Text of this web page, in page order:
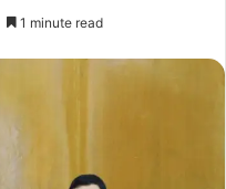
1 minute read